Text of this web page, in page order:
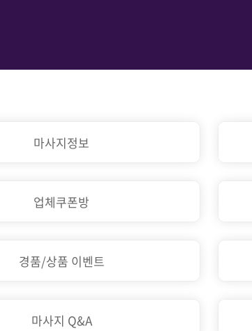
마사지정보
업체쿠폰방
경품/상품 이벤트
마사지 Q&A